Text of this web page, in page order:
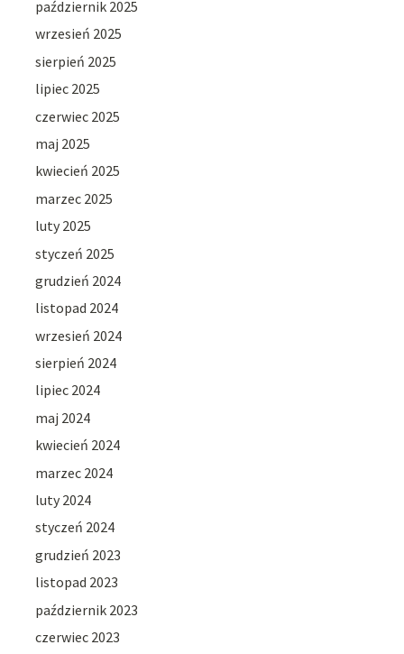
październik 2025
wrzesień 2025
sierpień 2025
lipiec 2025
czerwiec 2025
maj 2025
kwiecień 2025
marzec 2025
luty 2025
styczeń 2025
grudzień 2024
listopad 2024
wrzesień 2024
sierpień 2024
lipiec 2024
maj 2024
kwiecień 2024
marzec 2024
luty 2024
styczeń 2024
grudzień 2023
listopad 2023
październik 2023
czerwiec 2023